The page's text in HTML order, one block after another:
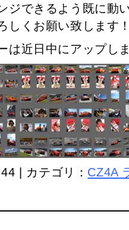
ジできるよう既に動
しくお願い致します
は近日中にアップし
| カテゴリ： CZ4A